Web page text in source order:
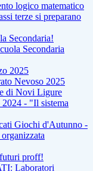
logico matematico
terze si preparano
Secondaria!
Secondaria
2025
Nevoso 2025
di Novi Ligure
2024 - "Il sistema
Giochi d'Autunno -
proff!
Laboratori